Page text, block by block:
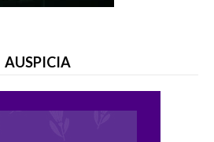
AUSPICIA